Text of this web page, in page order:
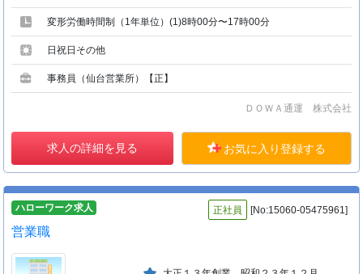
変形労働時間制（1年単位）(1)8時00分〜17時00分
日祝日その他
事務員（仙台営業所）【正】
ＤＯＷＡ通運 株式会社
求人の詳細を見る お気に入り登録する
ハローワーク求人 正社員 [No:15060-05475961]
営業職